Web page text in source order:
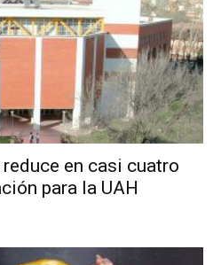
en casi cuatro
para la UAH